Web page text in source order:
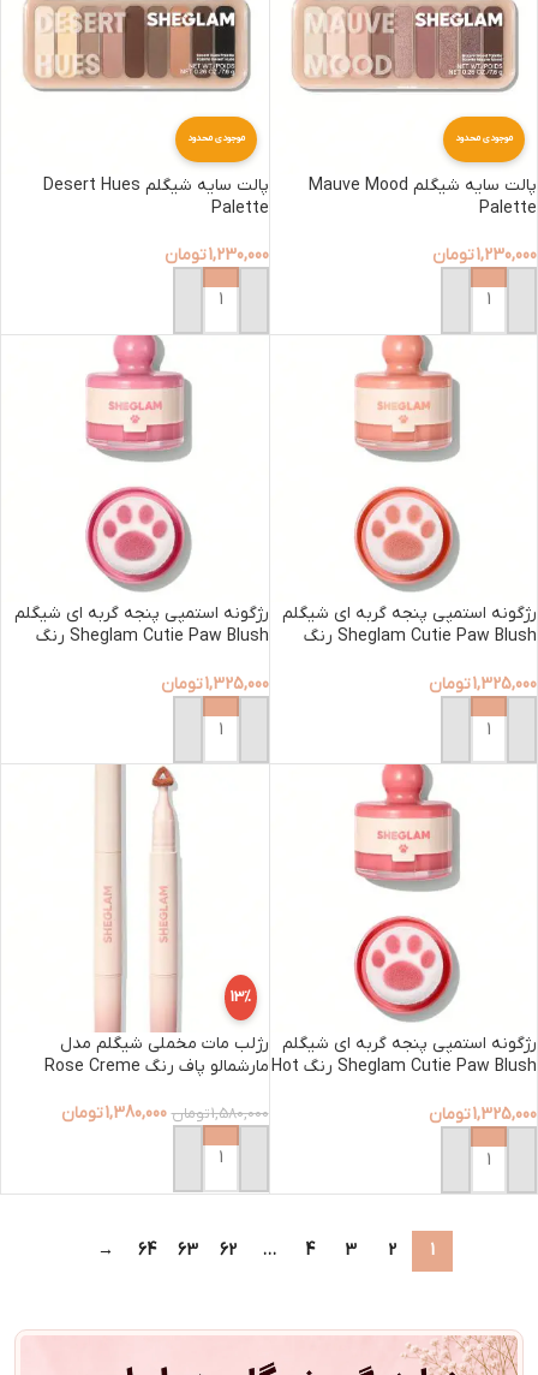
موجودی محدود
پالت سایه شیگلم Mauve Mood
Palette
1,230,000تومان
افزودن به سبد خرید
موجودی محدود
پالت سایه شیگلم Desert Hues
Palette
1,230,000تومان
افزودن به سبد خرید
رژگونه استمپی پنجه گربه ای شیگلم
Sheglam Cutie Paw Blush رنگ
1,325,000تومان
افزودن به سبد خرید
رژگونه استمپی پنجه گربه ای شیگلم
Sheglam Cutie Paw Blush رنگ
1,325,000تومان
افزودن به سبد خرید
رژگونه استمپی پنجه گربه ای شیگلم
Sheglam Cutie Paw Blush رنگ Hot
1,325,000تومان
افزودن به سبد خرید
13%
رژلب مات مخملی شیگلم مدل
مارشمالو پاف رنگ Rose Creme
1,580,000تومان 1,380,000تومان
افزودن به سبد خرید
1
2
3
4
…
62
63
64
→